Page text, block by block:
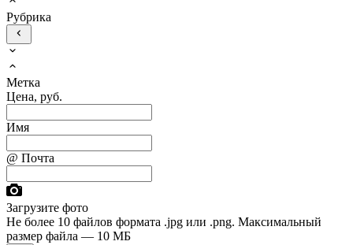
Рубрика
Метка
Цена, руб.
Имя
@ Почта
Загрузите фото
Не более 10 файлов формата .jpg или .png. Максимальный
размер файла — 10 МБ